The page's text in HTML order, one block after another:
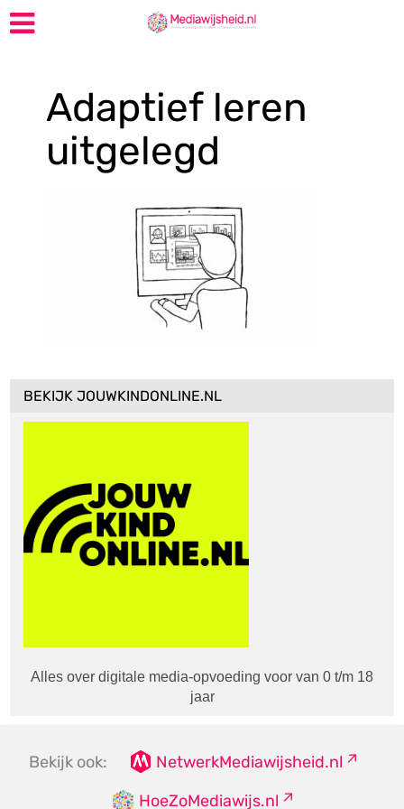
Adaptief leren
uitgelegd
BEKIJK JOUWKINDONLINE.NL
Alles over digitale media-opvoeding voor van 0 t/m 18
jaar
Bekijk ook:
NetwerkMediawijsheid.nl
HoeZoMediawijs.nl